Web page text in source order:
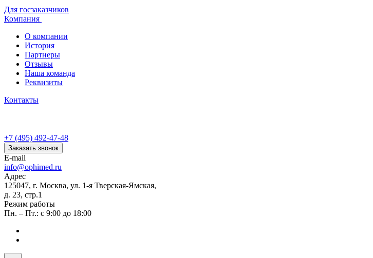
Для госзаказчиков
Компания
О компании
История
Партнеры
Отзывы
Наша команда
Реквизиты
Контакты
+7 (495) 492-47-48
Заказать звонок
E-mail
info@ophimed.ru
Адрес
125047, г. Москва, ул. 1-я Тверская-Ямская,
д. 23, стр.1
Режим работы
Пн. – Пт.: с 9:00 до 18:00